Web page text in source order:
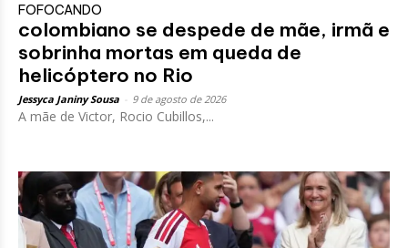
FOFOCANDO
colombiano se despede de mãe, irmã e
sobrinha mortas em queda de
helicóptero no Rio
Jessyca Janiny Sousa 9 de agosto de 2026
A mãe de Victor, Rocio Cubillos,...